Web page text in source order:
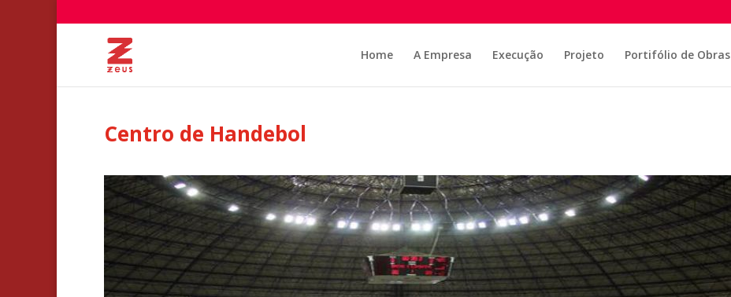
Home A Empresa Execução Projeto Portifólio de Obras
Centro de Handebol